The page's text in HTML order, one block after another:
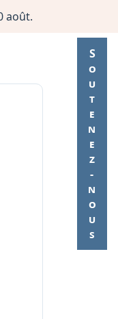
août.
Soutenez-nous